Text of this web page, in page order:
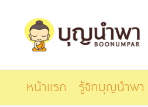
content
หน้าเเรก รู้จักบุญนำพา